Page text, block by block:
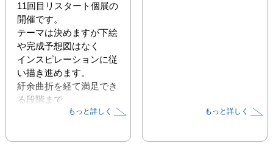
11回目リスタート個展の
開催です。
テーマは決めますが下絵
や完成予想図はなく
インスピレーションに従
い描き進めます。
紆余曲折を経て満足でき
る段階まで
じっくり絵が育つのを待
本展ではプリミティブな
もっと詳しく もっと詳しく